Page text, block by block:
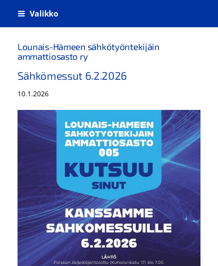
Siirry
sivun
sisältöön
Valikko
Lounais-Hämeen sähkötyöntekijäin
ammattiosasto ry
Sähkömessut 6.2.2026
10.1.2026